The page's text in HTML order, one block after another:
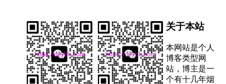
关于本站
本网站是个人
博客类型网
站，博主是一
个有十几年烟